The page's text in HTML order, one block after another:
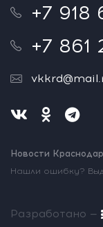
+7
+7 861
Новости
Нашли ошибку?
Разработано —